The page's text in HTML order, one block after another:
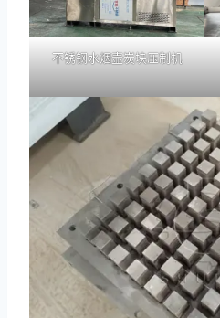
不锈钢水烟壶炭块压制机